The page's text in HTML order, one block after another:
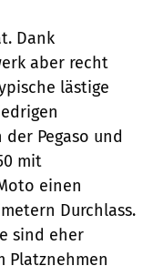
Dank
aber recht
lästige
Pegaso und
mit
einen
Durchlass.
sind eher
Platznehmen